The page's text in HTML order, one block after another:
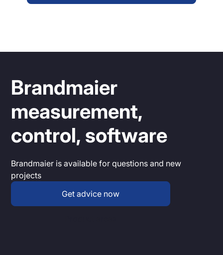
Brandmaier
measurement,
control, software
Brandmaier is available for questions and new
projects
Get advice now